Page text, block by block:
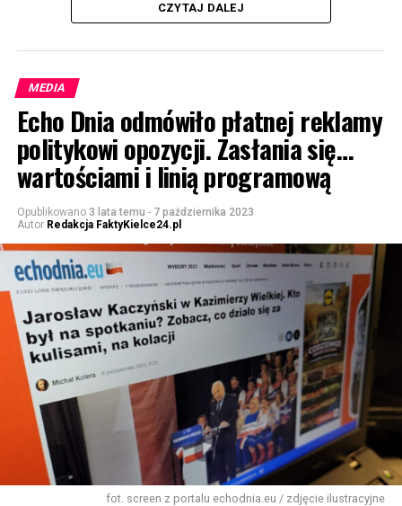
CZYTAJ DALEJ
MEDIA
Echo Dnia odmówiło płatnej reklamy
politykowi opozycji. Zasłania się…
wartościami i linią programową
Opublikowano 3 lata temu - 7 października 2023
Autor Redakcja FaktyKielce24.pl
fot. screen z portalu echodnia.eu / zdjęcie ilustracyjne